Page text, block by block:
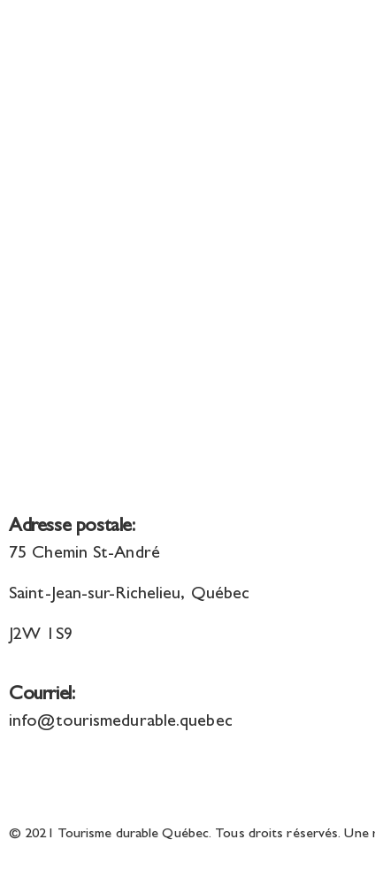
Adresse postale:
75 Chemin St-André
Saint-Jean-sur-Richelieu, Québec
J2W 1S9
Courriel:
info@tourismedurable.quebec
© 2021 Tourisme durable Québec. Tous droits réservés. Une